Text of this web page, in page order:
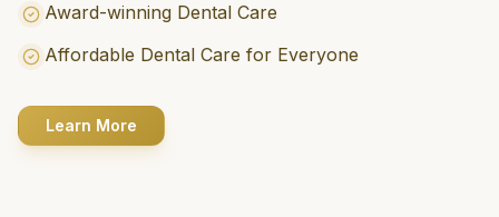
Award-winning Dental Care
Affordable Dental Care for Everyone
Learn More